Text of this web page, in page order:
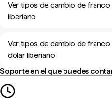
Ver tipos de cambio de franco
liberiano
Ver tipos de cambio de franco
dólar liberiano
Soporte en el que puedes